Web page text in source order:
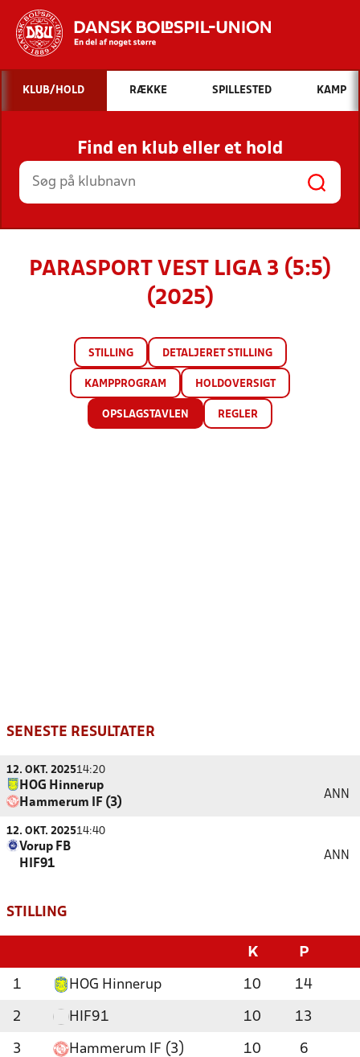
Hvad vil du søge efter?
INDHOLD OG NYHEDER
STILLINGER, RESULTATER, KLUBBER OG
HOLD
KLUB/HOLD RÆKKE SPILLESTED KAMP
Find en klub eller et hold
PARASPORT VEST LIGA 3 (5:5)
(2025)
STILLING DETALJERET STILLING
KAMPPROGRAM HOLDOVERSIGT
OPSLAGSTAVLEN REGLER
SENESTE RESULTATER
12. OKT. 202514:20
HOG Hinnerup
Hammerum IF (3)
ANN
12. OKT. 202514:40
Vorup FB
HIF91
ANN
STILLING
K P
1 HOG Hinnerup 10 14
2 HIF91 10 13
3 Hammerum IF (3) 10 6